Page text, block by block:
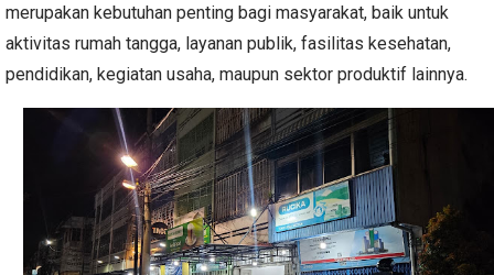
merupakan kebutuhan penting bagi masyarakat, baik untuk
aktivitas rumah tangga, layanan publik, fasilitas kesehatan,
pendidikan, kegiatan usaha, maupun sektor produktif lainnya.